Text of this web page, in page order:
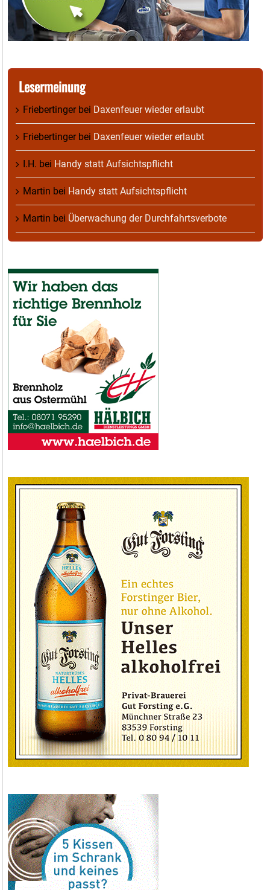
Lesermeinung
Friebertingerbei Daxenfeuer wieder erlaubt
Friebertingerbei Daxenfeuer wieder erlaubt
I.H. bei Handy statt Aufsichtspflicht
Martin bei Handy statt Aufsichtspflicht
Martin bei Überwachung der Durchfahrtsverbote